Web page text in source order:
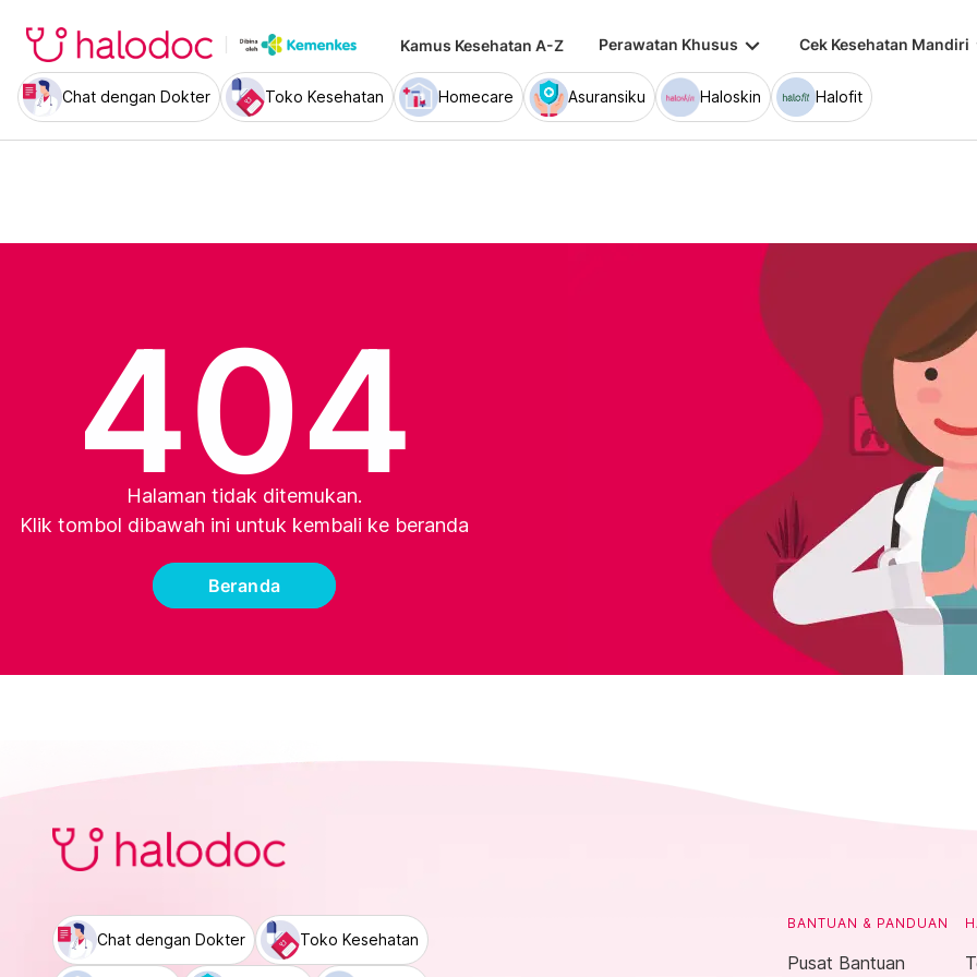
Kamus Kesehatan A-Z Perawatan Khusus keyboard_arrow_down Cek Kesehatan Mandiri
Chat dengan Dokter Toko Kesehatan Homecare Asuransiku Haloskin Halofit
404
Halaman tidak ditemukan.
Klik tombol dibawah ini untuk kembali ke beranda
Beranda
Chat dengan Dokter Toko Kesehatan
BANTUAN & PANDUAN
Pusat Bantuan